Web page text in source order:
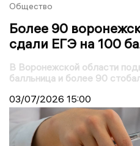
Общество
Более 90
сдали ЕГЭ на 100
В Воронежской области
балльница и более 90
03/07/2026 15:00